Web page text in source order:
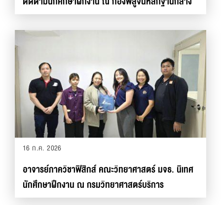
16 ก.ค. 2026
อาจารย์ภาควิชาฟิสิกส์ คณะวิทยาศาสตร์ มจธ. นิเทศ
นักศึกษาฝึกงาน ณ กรมวิทยาศาสตร์บริการ